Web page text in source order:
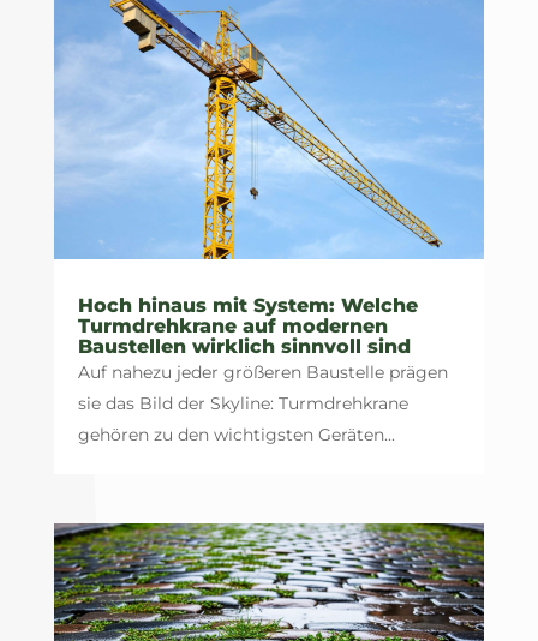
Hoch hinaus mit System: Welche
Turmdrehkrane auf modernen
Baustellen wirklich sinnvoll sind
Auf nahezu jeder größeren Baustelle prägen
sie das Bild der Skyline: Turmdrehkrane
gehören zu den wichtigsten Geräten...